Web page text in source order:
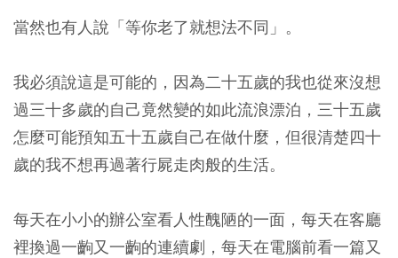
當然也有人說「等你老了就想法不同」。
我必須說這是可能的，因為二十五歲的我也從來沒想
過三十多歲的自己竟然變的如此流浪漂泊，三十五歲
怎麼可能預知五十五歲自己在做什麼，但很清楚四十
歲的我不想再過著行屍走肉般的生活。
每天在小小的辦公室看人性醜陋的一面，每天在客廳
裡換過一齣又一齣的連續劇，每天在電腦前看一篇又